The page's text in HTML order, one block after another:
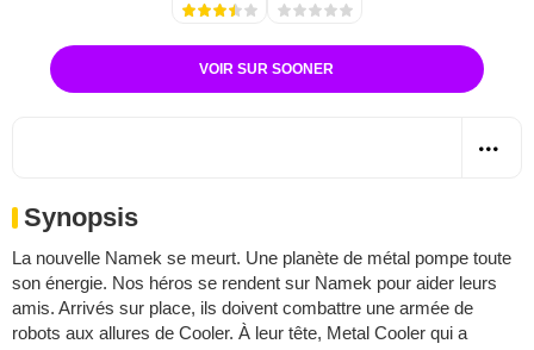
VOIR SUR SOONER
Synopsis
La nouvelle Namek se meurt. Une planète de métal pompe toute
son énergie. Nos héros se rendent sur Namek pour aider leurs
amis. Arrivés sur place, ils doivent combattre une armée de
robots aux allures de Cooler. À leur tête, Metal Cooler qui a